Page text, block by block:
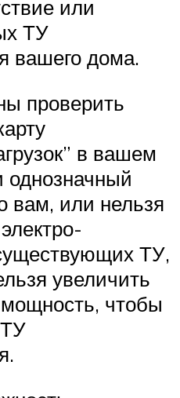
или
ТУ
вашего дома.
проверить
в вашем
однозначный
вам, или нельзя
ТУ,
увеличить
чтобы